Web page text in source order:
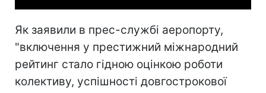
Як заявили в прес-службі аеропорту,
"включення у престижний міжнародний
рейтинг стало гідною оцінкою роботи
колективу, успішності довгострокової